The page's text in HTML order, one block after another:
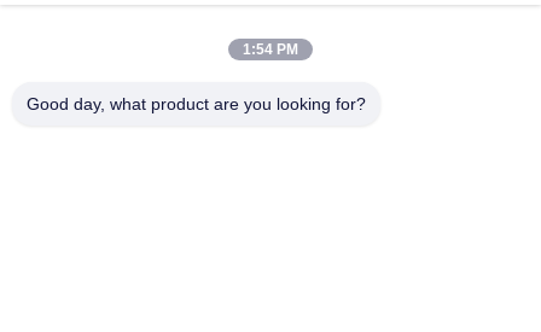
مبنى Weiye الدولي ، طريق Yixian ، مدينة Dali ، منطقة Nanhai ،
1:54 PM
Good day, what product are you looking for?